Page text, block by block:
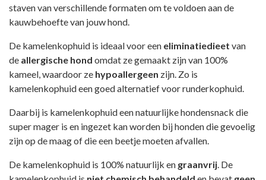
staven van verschillende formaten om te voldoen aan de
kauwbehoefte van jouw hond.
De kamelenkophuid is ideaal voor een eliminatiedieet van
de allergische hond omdat ze gemaakt zijn van 100%
kameel, waardoor ze hypoallergeen zijn. Zo is
kamelenkophuid een goed alternatief voor runderkophuid.
Daarbij is kamelenkophuid een natuurlijke hondensnack die
super mager is en ingezet kan worden bij honden die gevoelig
zijn op de maag of die een beetje moeten afvallen.
De kamelenkophuid is 100% natuurlijk en graanvrij. De